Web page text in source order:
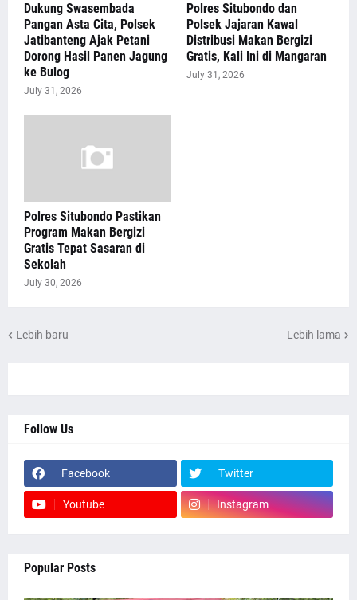
Dukung Swasembada
Pangan Asta Cita, Polsek
Jatibanteng Ajak Petani
Dorong Hasil Panen Jagung
ke Bulog
July 31, 2026
Polres Situbondo dan
Polsek Jajaran Kawal
Distribusi Makan Bergizi
Gratis, Kali Ini di Mangaran
July 31, 2026
Polres Situbondo Pastikan
Program Makan Bergizi
Gratis Tepat Sasaran di
Sekolah
July 30, 2026
Lebih baru Lebih lama
Follow Us
Facebook Twitter
Youtube Instagram
Popular Posts